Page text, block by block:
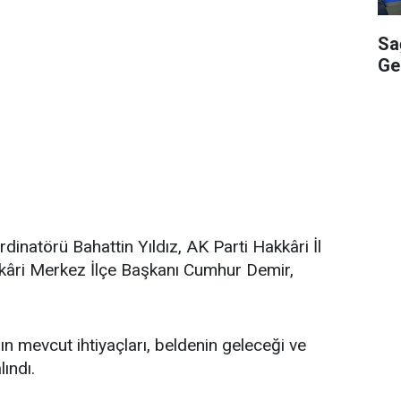
Bahattin Yıldız, AK Parti Hakkâri İl
Merkez İlçe Başkanı Cumhur Demir,
mevcut ihtiyaçları, beldenin geleceği ve